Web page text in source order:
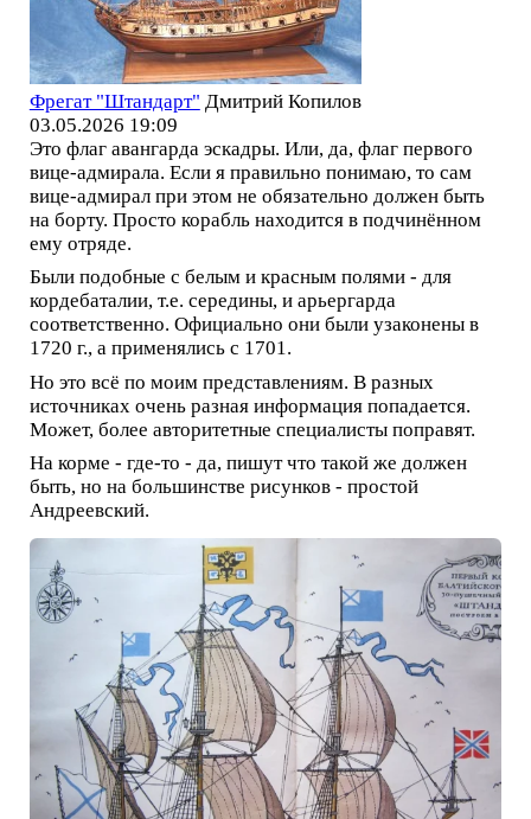
Фрегат "Штандарт" Дмитрий Копилов
03.05.2026 19:09
Это флаг авангарда эскадры. Или, да, флаг первого
вице-адмирала. Если я правильно понимаю, то сам
вице-адмирал при этом не обязательно должен быть
на борту. Просто корабль находится в подчинённом
ему отряде.
Были подобные с белым и красным полями - для
кордебаталии, т.е. середины, и арьергарда
соответственно. Официально они были узаконены в
1720 г., а применялись с 1701.
Но это всё по моим представлениям. В разных
источниках очень разная информация попадается.
Может, более авторитетные специалисты поправят.
На корме - где-то - да, пишут что такой же должен
быть, но на большинстве рисунков - простой
Андреевский.